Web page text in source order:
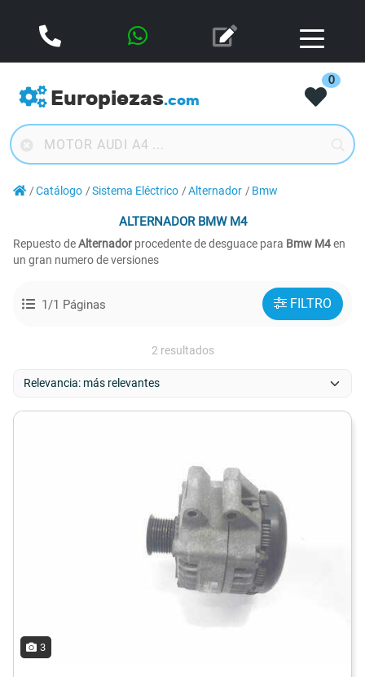
Europiezas.com
0
Catálogo Sistema Eléctrico Alternador Bmw
ALTERNADORBMW M4
Repuesto deAlternador procedente de desguace para Bmw M4en
un gran numero de versiones
1/1 Páginas FILTRO
2 resultados
3